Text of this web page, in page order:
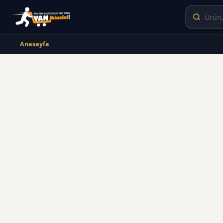
Anasayfa